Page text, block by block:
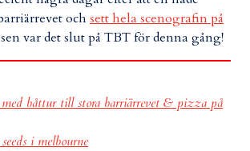
och sett hela scenografin på
var det slut på TBT för denna gång!
med båttur till stora barriärrevet & pizza på
i melbourne